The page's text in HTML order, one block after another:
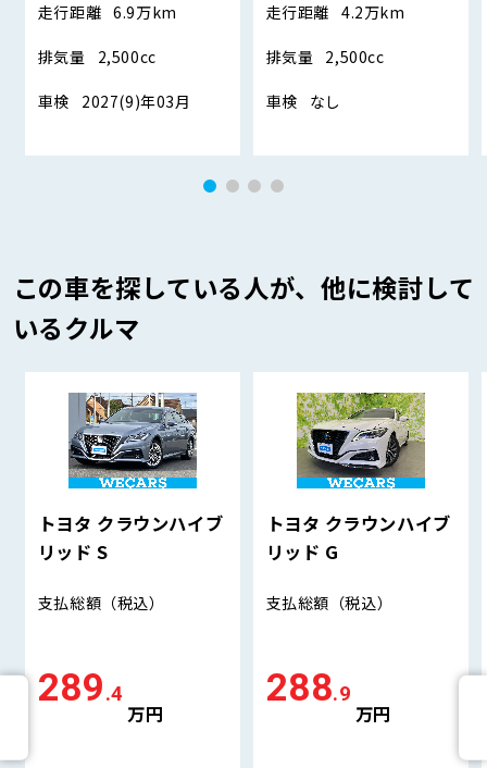
走行距離 6.9万km
排気量 2,500cc
車検 2027(9)年03月
走行距離 4.2万km
排気量 2,500cc
車検 なし
この車を探している人が、他に検討して
いるクルマ
トヨタ クラウンハイブ
リッド S
支払総額 （税込）
289.4
万円
トヨタ クラウンハイブ
リッド G
支払総額 （税込）
288.9
万円